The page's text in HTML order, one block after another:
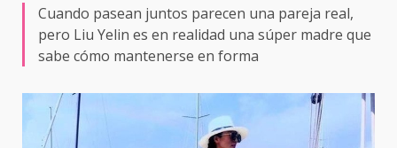
Cuando pasean juntos parecen una pareja real,
pero Liu Yelin es en realidad una súper madre que
sabe cómo mantenerse en forma